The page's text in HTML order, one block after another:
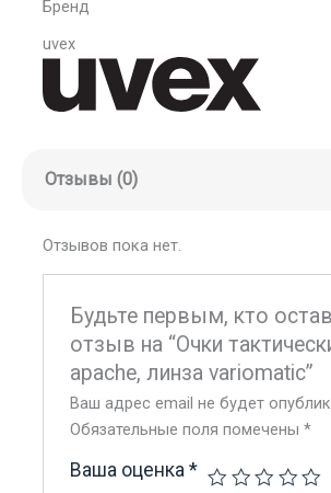
Бренд
uvex
Отзывы (0)
Отзывов пока нет.
Будьте первым, кто
отзыв на “Очки
apache, линза variomatic”
Ваш адрес email не будет
Обязательные поля помечены*
Ваша оценка*